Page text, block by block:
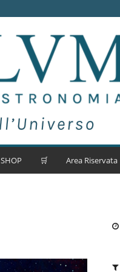
SHOP 🛒 Area Riservata